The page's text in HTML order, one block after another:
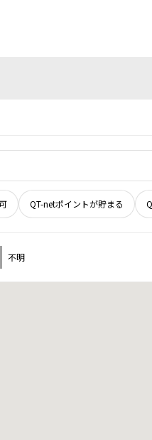
QT-netポイントが貯まる
不明